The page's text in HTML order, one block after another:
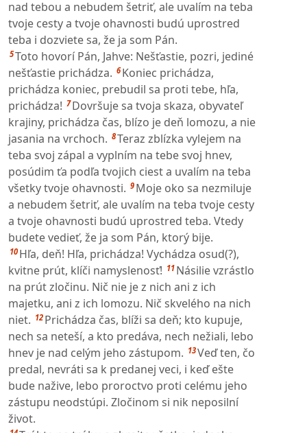
nad tebou a nebudem šetriť, ale uvalím na teba
tvoje cesty a tvoje ohavnosti budú uprostred
teba i dozviete sa, že ja som Pán.
5Toto hovorí Pán, Jahve: Nešťastie, pozri, jediné
nešťastie prichádza. 6 Koniec prichádza,
prichádza koniec, prebudil sa proti tebe, hľa,
prichádza! 7 Dovršuje sa tvoja skaza, obyvateľ
krajiny, prichádza čas, blízo je deň lomozu, a nie
jasania na vrchoch. 8Teraz zblízka vylejem na
teba svoj zápal a vyplním na tebe svoj hnev,
posúdim ťa podľa tvojich ciest a uvalím na teba
všetky tvoje ohavnosti. 9 Moje oko sa nezmiluje
a nebudem šetriť, ale uvalím na teba tvoje cesty
a tvoje ohavnosti budú uprostred teba. Vtedy
budete vedieť, že ja som Pán, ktorý bije.
10 Hľa, deň! Hľa, prichádza! Vychádza osud(?),
kvitne prút, klíči namyslenosť! 11 Násilie vzrástlo
na prút zločinu. Nič nie je z nich ani z ich
majetku, ani z ich lomozu. Nič skvelého na nich
niet. 12 Prichádza čas, blíži sa deň; kto kupuje,
nech sa neteší, a kto predáva, nech nežiali, lebo
hnev je nad celým jeho zástupom. 13Veď ten, čo
predal, nevráti sa k predanej veci, i keď ešte
bude nažive, lebo proroctvo proti celému jeho
zástupu neodstúpi. Zločinom si nik neposilní
život.